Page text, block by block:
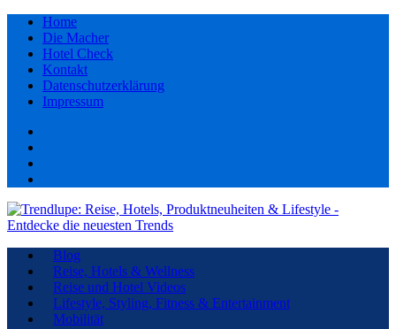
Home
Die Macher
Hotel Check
Kontakt
Datenschutzerklärung
Impressum
Blog
Reise, Hotels & Wellness
Reise und Hotel Videos
Lifestyle, Styling, Fitness & Entertainment
Mobilität